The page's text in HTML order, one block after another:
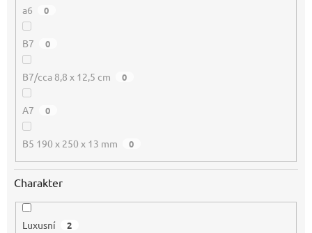
a6 0
B7 0
B7/cca 8,8 x 12,5 cm 0
A7 0
B5 190 x 250 x 13 mm 0
Charakter
Luxusní 2